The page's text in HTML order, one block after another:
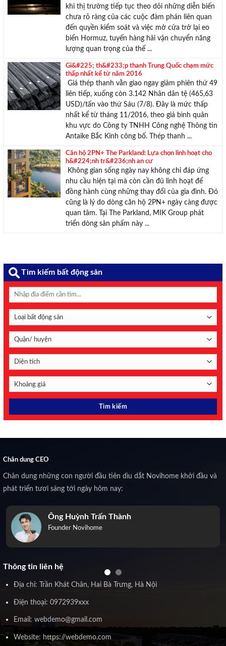
khi thị trường tiếp tục theo dõi những diễn biến
chưa rõ ràng của các cuộc đàm phán liên quan
đến quyền kiểm soát và việc mở cửa trở lại eo
biển Hormuz, tuyến hàng hải vận chuyển năng
lượng quan trọng của thế ...
Gi&#225; th&#233;p thanh Trung Quốc chạm mức
thấp nhất kể từ năm 2016
Giá thép thanh vằn giao ngay giảm phiên thứ 49
liên tiếp, xuống còn 3.142 Nhân dân tệ (465,63
USD)/tấn vào thứ Sáu (7/8). Đây là mức thấp
nhất kể từ tháng 11/2016, theo giá bình quân
khu vực do Công ty TNHH Công nghệ Thông tin
Antaike Bắc Kinh công bố. Thép thanh ...
Căn hộ 2PN+ The Parkland: Lựa chọn linh hoạt cho
h&#224;nh tr&#236;nh an cư
Không gian sống ngày nay không chỉ đáp ứng
nhu cầu hiện tại mà còn cần đủ linh hoạt để
đồng hành cùng những thay đổi của gia đình. Đó
cũng là lý do dòng căn hộ 2PN+ ngày càng được
quan tâm. Tại The Parkland, MIK Group phát
triển dòng sản phẩm này ...
Tìm kiếm bất động sản
Chân dung CEO
Chân dung những con người đầu tiên dìu dắt Novihome khởi đầu và
phát triển tươi sáng tới ngày hôm nay:
Ông Huỳnh Trấn Thành
Founder Novihome
Thông tin liên hệ
Địa chỉ: Trần Khát Chân, Hai Bà Trưng, Hà Nội
Điện thoại: 0972939xxx
Email: webdemo@gmail.com
Website: https://webdemo.com